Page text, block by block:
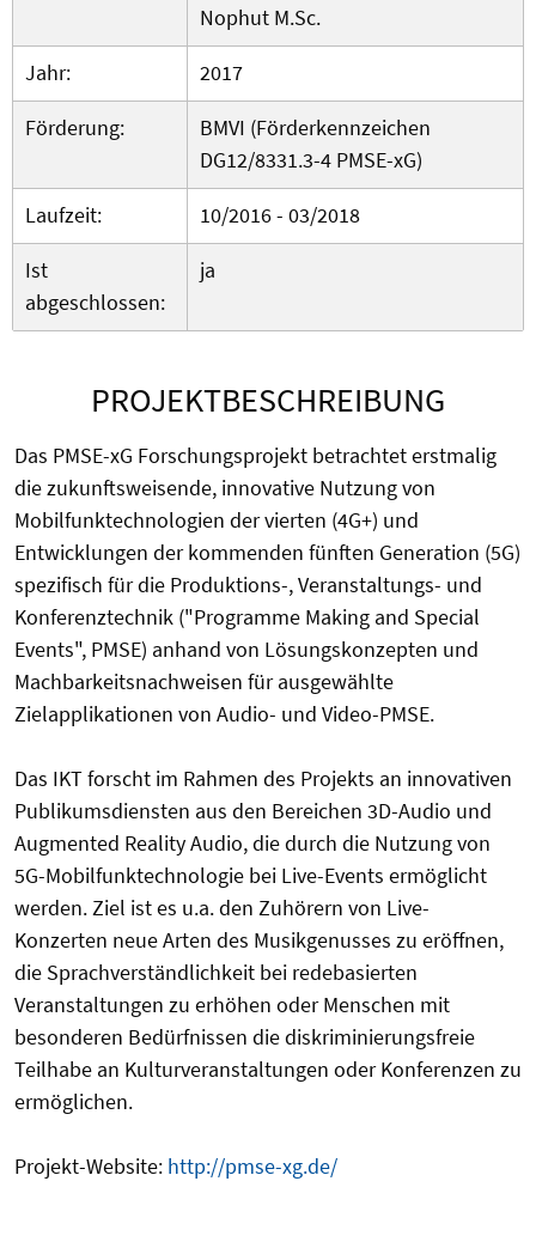
Nophut M.Sc.
Jahr:
2017
Förderung:
BMVI (Förderkennzeichen
DG12/8331.3-4 PMSE-xG)
Laufzeit:
10/2016 - 03/2018
Ist
abgeschlossen:
ja
PROJEKTBESCHREIBUNG
Das PMSE-xG Forschungsprojekt betrachtet erstmalig
die zukunftsweisende, innovative Nutzung von
Mobilfunktechnologien der vierten (4G+) und
Entwicklungen der kommenden fünften Generation (5G)
spezifisch für die Produktions-, Veranstaltungs- und
Konferenztechnik ("Programme Making and Special
Events", PMSE) anhand von Lösungskonzepten und
Machbarkeitsnachweisen für ausgewählte
Zielapplikationen von Audio- und Video-PMSE.
Das IKT forscht im Rahmen des Projekts an innovativen
Publikumsdiensten aus den Bereichen 3D-Audio und
Augmented Reality Audio, die durch die Nutzung von
5G-Mobilfunktechnologie bei Live-Events ermöglicht
werden. Ziel ist es u.a. den Zuhörern von Live-
Konzerten neue Arten des Musikgenusses zu eröffnen,
die Sprachverständlichkeit bei redebasierten
Veranstaltungen zu erhöhen oder Menschen mit
besonderen Bedürfnissen die diskriminierungsfreie
Teilhabe an Kulturveranstaltungen oder Konferenzen zu
ermöglichen.
Projekt-Website: http://pmse-xg.de/